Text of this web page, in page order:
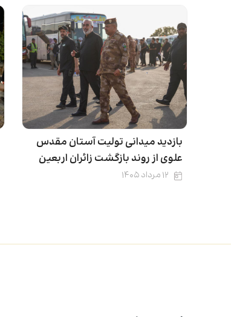
بازدید میدانی تولیت آستان مقدس
علوی از روند بازگشت زائران اربعین
۱۲ مرداد ۱۴۰۵